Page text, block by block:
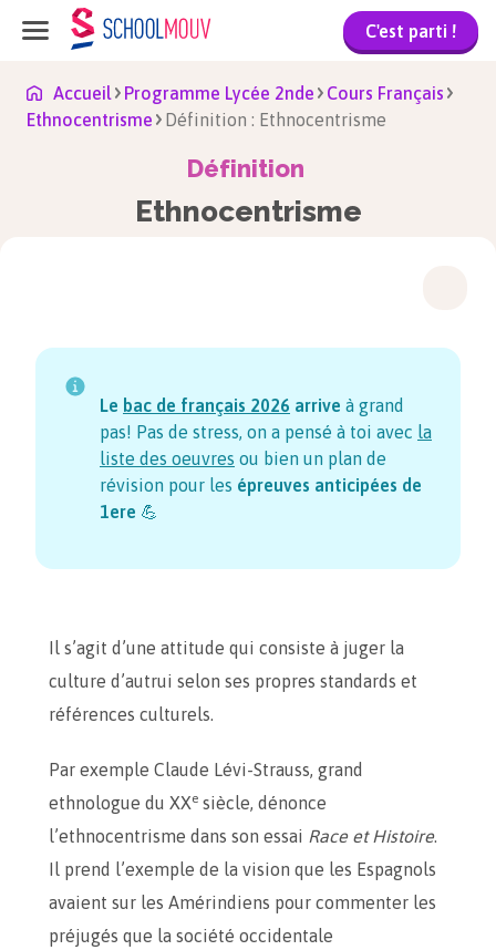
C'est parti !
Accueil Programme Lycée 2nde
Cours Français
Ethnocentrisme
Définition : Ethnocentrisme
Définition
Ethnocentrisme
Le bac de français 2026 arrive à grand
pas! Pas de stress, on a pensé à toi avec la
liste des oeuvres ou bien un plan de
révision pour les épreuves anticipées de
1ere 💪
Il s’agit d’une attitude qui consiste à juger la
culture d’autrui selon ses propres standards et
références culturels.
Par exemple Claude Lévi-Strauss, grand
ethnologue du XXe siècle, dénonce
l’ethnocentrisme dans son essai Race et Histoire.
Il prend l’exemple de la vision que les Espagnols
avaient sur les Amérindiens pour commenter les
préjugés que la société occidentale